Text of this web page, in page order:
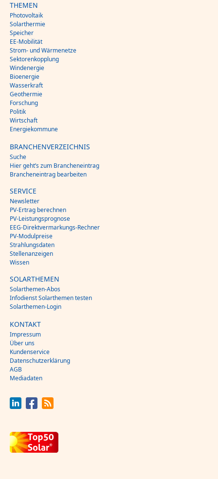
THEMEN
Photovoltaik
Solarthermie
Speicher
EE-Mobilität
Strom- und Wärmenetze
Sektorenkopplung
Windenergie
Bioenergie
Wasserkraft
Geothermie
Forschung
Politik
Wirtschaft
Energiekommune
BRANCHENVERZEICHNIS
Suche
Hier geht’s zum Brancheneintrag
Brancheneintrag bearbeiten
SERVICE
Newsletter
PV-Ertrag berechnen
PV-Leistungsprognose
EEG-Direktvermarkungs-Rechner
PV-Modulpreise
Strahlungsdaten
Stellenanzeigen
Wissen
SOLARTHEMEN
Solarthemen-Abos
Infodienst Solarthemen testen
Solarthemen-Login
KONTAKT
Impressum
Über uns
Kundenservice
Datenschutzerklärung
AGB
Mediadaten